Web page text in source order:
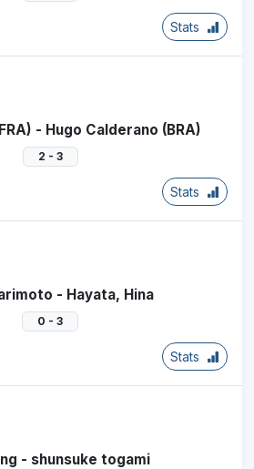
Stats
- Hugo Calderano (BRA)
2 - 3
Stats
- Hayata, Hina
0 - 3
Stats
- shunsuke togami